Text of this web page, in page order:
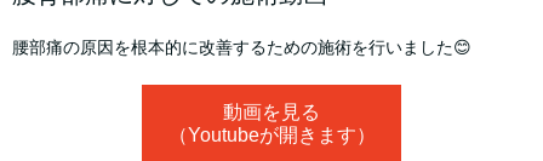
腰部痛の原因を根本的に改善するための施術を行いました😊
動画を見る
（Youtubeが開きます）